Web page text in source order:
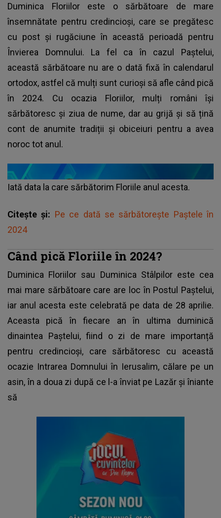
Duminica Floriilor este o sărbătoare de mare
însemnătate pentru credincioși, care se pregătesc
cu post și rugăciune în această perioadă pentru
Învierea Domnului. La fel ca în cazul Paștelui,
această sărbătoare nu are o dată fixă în calendarul
ortodox, astfel că mulți sunt curioși să afle când pică
în 2024. Cu ocazia Floriilor, mulți români își
sărbătoresc și ziua de nume, dar au grijă și să țină
cont de anumite tradiții și obiceiuri pentru a avea
noroc tot anul.
Iată data la care sărbătorim Floriile anul acesta.
Citește și: Pe ce dată se sărbătorește Paștele în
2024
Când pică Floriile în 2024?
Duminica Floriilor sau Duminica Stâlpilor este cea
mai mare sărbătoare care are loc în Postul Paștelui,
iar anul acesta este celebrată pe data de 28 aprilie.
Aceasta pică în fiecare an în ultima duminică
dinaintea Paștelui, fiind o zi de mare importanță
pentru credincioși, care sărbătoresc cu această
ocazie Intrarea Domnului în Ierusalim, călare pe un
asin, în a doua zi după ce l-a înviat pe Lazăr și îniante
să